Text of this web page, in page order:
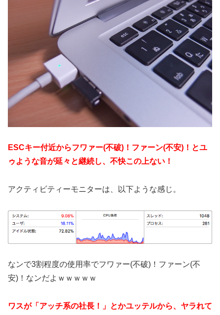
ESCキー付近からフワァー(不破)！ファーン(不安)！とユ
ゥような音が延々と継続し、不快この上ない！
アクティビティーモニターは、以下ような感じ。
なンで3割程度の使用率でフワァー(不破)！ファーン(不
安)！なンだよｗｗｗｗｗ
ワスが「アッチ系の社長！」とかユッテルから、ヤラれて